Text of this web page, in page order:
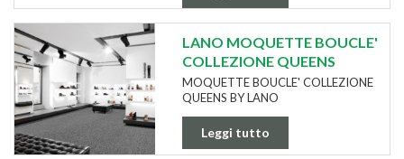
LANO MOQUETTE BOUCLE'
COLLEZIONE QUEENS
MOQUETTE BOUCLE' COLLEZIONE
QUEENS BY LANO
Leggi tutto